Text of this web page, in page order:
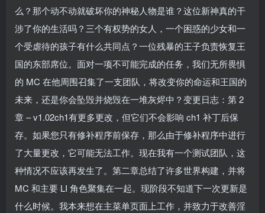
么？那个动不动就破坏你的神秘人物是谁？这位新神真的干
涉了你的生活吗？三个有权势的女人，一个困惑的少女和一
个受虐待的孩子有什么共同点？一位残暴的王子负责恢复王
国的东部席位。面对一项不可能完成的任务，我们无所畏惧
的 MC 在他周围召集了一支团队，将改变你的命运和王国的
未来，还是你会坠毁并烧毁在一堆灰烬中？变更日志：第 2
章 – v1.02ch1有更多更改，但它们不会影响 ch1 补丁后保
存。如果您只有修补程序前保存，那么由于修补程序中进行
了大量更改，它可能无法工作。现在我有一个测试团队，这
种情况不应该再发生了。第二章总结了许多世界构建，并将
MC 和主要 LI 角色聚集在一起。现阶段不知道下一次更新是
什么时候。我本来想在主菜单页面上工作，并致力于改善淫